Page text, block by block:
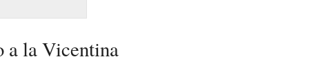
a la Vicentina